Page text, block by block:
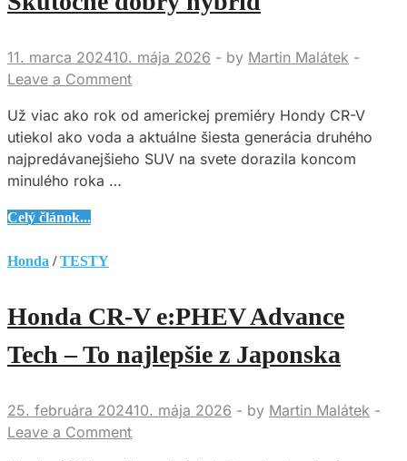
na
tu
je
o
emóciách
11. marca 202410. mája 2026 - by Martin Malátek -
Leave a Comment
Už viac ako rok od americkej premiéry Hondy CR-V
utiekol ako voda a aktuálne šiesta generácia druhého
najpredávanejšieho SUV na svete dorazila koncom
minulého roka …
Honda
V
–
Skutočne
dobrý
Celý článok...
Honda /TESTY
Honda CR-V e:PHEV Advance
Tech – To najlepšie z Japonska
25. februára 202410. mája 2026 - by Martin Malátek -
Leave a Comment